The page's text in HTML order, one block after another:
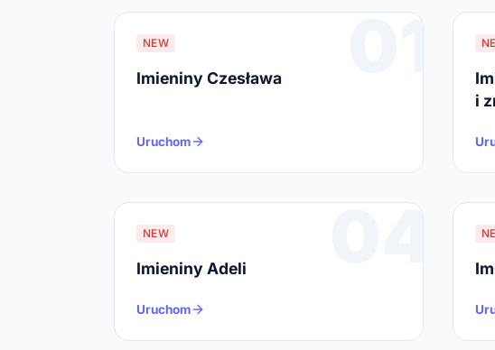
01
NEW
Imieniny Czesława
Uruchom
i
04
NEW
Imieniny Adeli
Uruchom